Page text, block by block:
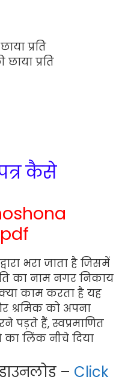
प्रति
प्रति
कैसे
भरा जाता है जिसमें
का नाम नगर निकाय
काम करता है यह
श्रमिक को अपना
पड़ते हैं, स्वप्रमाणित
का लिंक नीचे दिया
– Click